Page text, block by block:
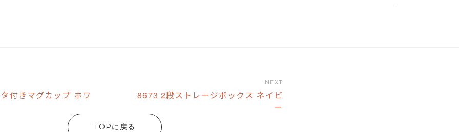
付きマグカップ ホワ
NEXT
8673 2段ストレージボックス ネイビ
ー
TOPに戻る